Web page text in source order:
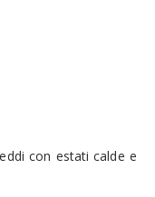
con estati calde e